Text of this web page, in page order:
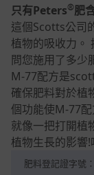
只有Peters®肥
這個Scotts公司
植物的吸收力。
問您施用了多少
M-77配方是
確保肥料對於植
個功能使M-77
就像一把打開植
植物生長的影響
肥料登記證字號：